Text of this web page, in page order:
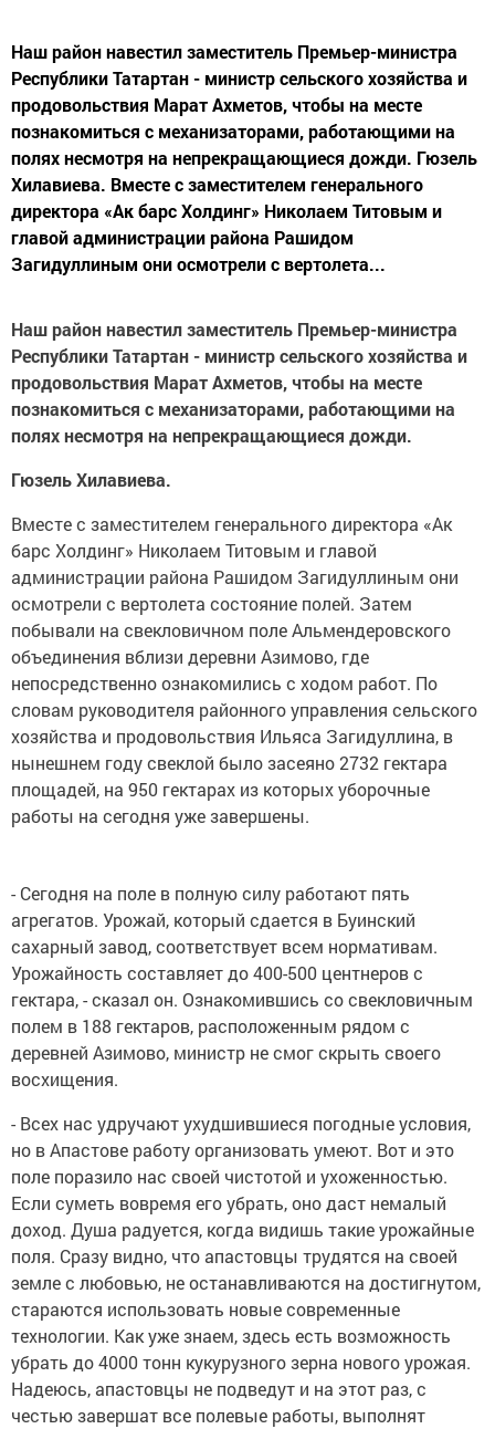
Наш район навестил заместитель Премьер-министра
Республики Татартан - министр сельского хозяйства и
продовольствия Марат Ахметов, чтобы на месте
познакомиться с механизаторами, работающими на
полях несмотря на непрекращающиеся дожди. Гюзель
Хилавиева. Вместе с заместителем генерального
директора «Ак барс Холдинг» Николаем Титовым и
главой администрации района Рашидом
Загидуллиным они осмотрели с вертолета...
Наш район навестил заместитель Премьер-министра
Республики Татартан - министр сельского хозяйства и
продовольствия Марат Ахметов, чтобы на месте
познакомиться с механизаторами, работающими на
полях несмотря на непрекращающиеся дожди.
Гюзель Хилавиева.
Вместе с заместителем генерального директора «Ак
барс Холдинг» Николаем Титовым и главой
администрации района Рашидом Загидуллиным они
осмотрели с вертолета состояние полей. Затем
побывали на свекловичном поле Альмендеровского
объединения вблизи деревни Азимово, где
непосредственно ознакомились с ходом работ. По
словам руководителя районного управления сельского
хозяйства и продовольствия Ильяса Загидуллина, в
нынешнем году свеклой было засеяно 2732 гектара
площадей, на 950 гектарах из которых уборочные
работы на сегодня уже завершены.
- Сегодня на поле в полную силу работают пять
агрегатов. Урожай, который сдается в Буинский
сахарный завод, соответствует всем нормативам.
Урожайность составляет до 400-500 центнеров с
гектара, - сказал он. Ознакомившись со свекловичным
полем в 188 гектаров, расположенным рядом с
деревней Азимово, министр не смог скрыть своего
восхищения.
- Всех нас удручают ухудшившиеся погодные условия,
но в Апастове работу организовать умеют. Вот и это
поле поразило нас своей чистотой и ухоженностью.
Если суметь вовремя его убрать, оно даст немалый
доход. Душа радуется, когда видишь такие урожайные
поля. Сразу видно, что апастовцы трудятся на своей
земле с любовью, не останавливаются на достигнутом,
стараются использовать новые современные
технологии. Как уже знаем, здесь есть возможность
убрать до 4000 тонн кукурузного зерна нового урожая.
Надеюсь, апастовцы не подведут и на этот раз, с
честью завершат все полевые работы, выполнят